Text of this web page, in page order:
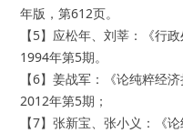
年版，第612页。
【5】应松年、刘莘：《行
1994年第5期。
【6】姜战军：《论纯粹经
2012年第5期；
【7】张新宝、张小义：《